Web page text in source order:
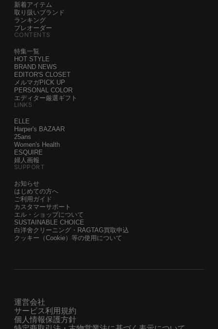
新着アイテム
取り扱いブランド
ランキング
プレオーダー
CONTENTS
特集一覧
HOT STYLE
BRAND NEWS
EDITOR'S CLOSET
メルマガPICK UP
PERSONAL COLOR
エディター厳選ギフト
LINKS
ELLE
Harper's BAZAAR
25ans
Women's Health
ESQUIRE
婦人画報
SUPPORT
お知らせ
はじめての方へ
ご利用ガイド
カスタマーサポート
エル・ショップについて
SUSTAINABLE CHOICE
白洋舍クリーニング・RAGTAG買取申込
クッキー（Cookie）等の使用について
運営会社
サービス利用規約
個人情報保護方針